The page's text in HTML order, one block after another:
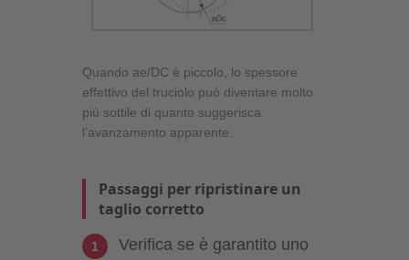
Quando ae/DC è piccolo, lo spessore
effettivo del truciolo può diventare molto
più sottile di quanto suggerisca
l’avanzamento apparente.
Passaggi per ripristinare un
taglio corretto
Verifica se è garantito uno